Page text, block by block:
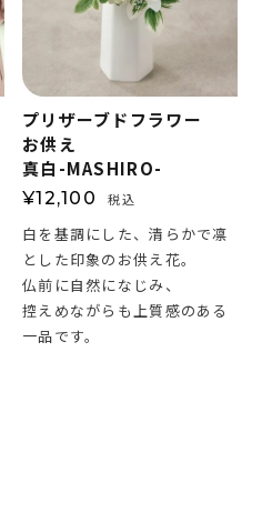
プリザーブドフラワー
お供え
真白-MASHIRO-
¥12,100 税込
白を基調にした、清らかで凛
とした印象のお供え花。
仏前に自然になじみ、
控えめながらも上質感のある
一品です。